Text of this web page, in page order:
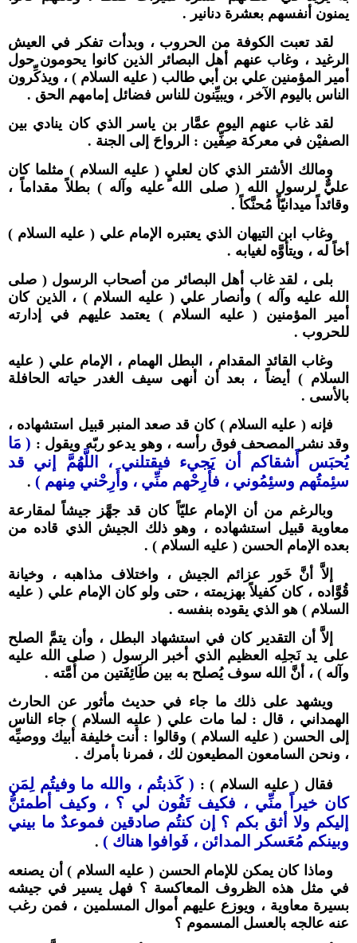
يمنون أنفسهم بعشرة دنانير .
لقد تعبت الكوفة من الحروب ، وبدأت تفكر في العيش
الرغيد ، وغاب عنهم أهل البصائر الذين كانوا يحومون حول
أمير المؤمنين علي بن أبي طالب ( عليه السلام ) ، ويذكِّرون
الناس باليوم الآخر ، ويبيِّنون للناس فضائل إمامهم الحق .
لقد غاب عنهم اليوم عمَّار بن ياسر الذي كان ينادي بين
الصفيْن في معركة صِفِّين : الرواحَ إلى الجنة .
ومالك الأشتر الذي كان لعليٍ ( عليه السلام ) مثلما كان
عليٌّ لرسول الله ( صلى الله عليه وآله ) بطلاً مقداماً ،
وقائداً ميدانيّاً مُحنَّكاً .
وغاب ابن التيهان الذي يعتبره الإمام علي ( عليه السلام )
أخاً له ، ويتأوَّه لغيابه .
بلى ، لقد غاب أهل البصائر من أصحاب الرسول ( صلى
الله عليه وآله ) وأنصار علي ( عليه السلام ) ، الذين كان
أمير المؤمنين ( عليه السلام ) يعتمد عليهم في إدارته
للحروب .
وغاب القائد المقدام ، البطل الهمام ، الإمام علي ( عليه
السلام ) أيضاً ، بعد أن أنهى سيف الغدر حياته الحافلة
بالأسى .
فإنه ( عليه السلام ) كان قد صعد المنبر قبيل استشهاده ،
وقد نشر المصحف فوق رأسه ، وهو يدعو ربّه ويقول : ( مَا
يُحبَس أَشقاكم أن يَجيء فيقتلني ، اللَّهُمَّ إني قد
سئِمتُهم وسئِمُوني ، فأَرِحْهم منِّي ، وأَرِحْني مِنهم ) .
وبالرغم من أن الإمام عليّاً كان قد جهَّز جيشاً لمقارعة
معاوية قبيل استشهاده ، وهو ذلك الجيش الذي قاده من
بعده الإمام الحسن ( عليه السلام ) .
إلاَّ أنَّ خَور عزائم الجيش ، واختلاف مذاهبه ، وخيانة
قُوَّاده ، كان كفيلاً بهزيمته ، حتى ولو كان الإمام علي ( عليه
السلام ) هو الذي يقوده بنفسه .
إلاَّ أن التقدير كان في استشهاد البطل ، وأن يتمَّ الصلح
على يد نَجلِه العظيم الذي أخبر الرسول ( صلى الله عليه
وآله ) ، أنَّ الله سوف يُصلح به بين طَائِفَتين من أُمَّته .
ويشهد على ذلك ما جاء في حديث مأثور عن الحارث
الهمداني ، قال : لما مات علي ( عليه السلام ) جاء الناس
إلى الحسن ( عليه السلام ) وقالوا : أنت خليفة أبيك ووصيِّه
، ونحن السامعون المطيعون لك ، فمرنا بأمرك .
فقال ( عليه السلام ) : ( كَذبتُم ، والله ما وفيتُم لِمَن
كان خيراً منِّي ، فكيف تَفُون لي ؟ ، وكيف أطمئنُّ
إليكم ولا أثق بكم ؟ إن كنتُم صادقين فموعدٌ ما بيني
وبينكم مُعَسكر المدائن ، فَوافوا هناك ) .
وماذا كان يمكن للإمام الحسن ( عليه السلام ) أن يصنعه
في مثل هذه الظروف المعاكسة ؟ فهل يسير في جيشه
بسيرة معاوية ، ويوزع عليهم أموال المسلمين ، فمن رغب
عنه عالجه بالعسل المسموم ؟